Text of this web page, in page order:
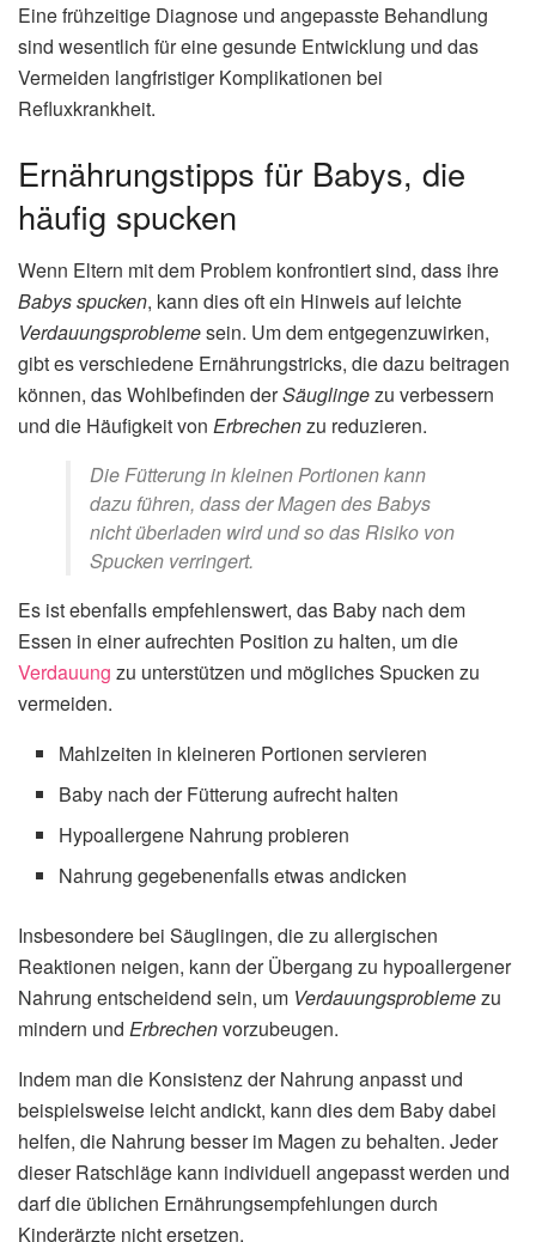
Eine frühzeitige Diagnose und angepasste Behandlung
sind wesentlich für eine gesunde Entwicklung und das
Vermeiden langfristiger Komplikationen bei
Refluxkrankheit.
Ernährungstipps für Babys, die
häufig spucken
Wenn Eltern mit dem Problem konfrontiert sind, dass ihre
Babys spucken, kann dies oft ein Hinweis auf leichte
Verdauungsproblemesein. Um dem entgegenzuwirken,
gibt es verschiedene Ernährungstricks, die dazu beitragen
können, das Wohlbefinden derSäuglingezu verbessern
und die Häufigkeit von Erbrechenzu reduzieren.
Die Fütterung in kleinen Portionen kann
dazu führen, dass der Magen des Babys
nicht überladen wird und so das Risiko von
Spucken verringert.
Es ist ebenfalls empfehlenswert, das Baby nach dem
Essen in einer aufrechten Position zu halten, um die
Verdauung zu unterstützen und mögliches Spucken zu
vermeiden.
Mahlzeiten in kleineren Portionen servieren
Baby nach der Fütterung aufrecht halten
Hypoallergene Nahrung probieren
Nahrung gegebenenfalls etwas andicken
Insbesondere bei Säuglingen, die zu allergischen
Reaktionen neigen, kann der Übergang zu hypoallergener
Nahrung entscheidend sein, um Verdauungsproblemezu
mindern und Erbrechenvorzubeugen.
Indem man die Konsistenz der Nahrung anpasst und
beispielsweise leicht andickt, kann dies dem Baby dabei
helfen, die Nahrung besser im Magen zu behalten. Jeder
dieser Ratschläge kann individuell angepasst werden und
darf die üblichen Ernährungsempfehlungen durch
Kinderärzte nicht ersetzen.